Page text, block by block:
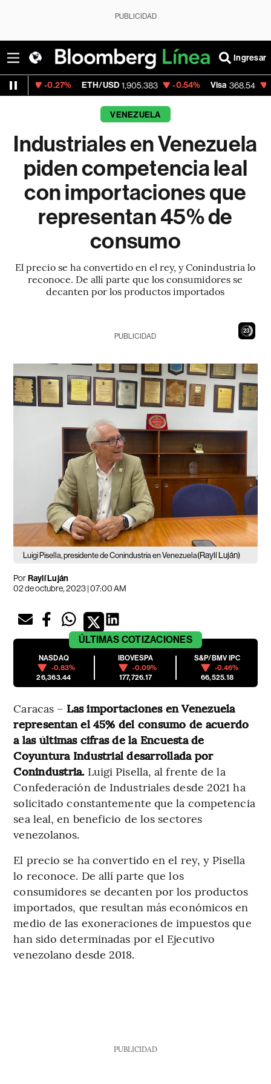
PUBLICIDAD
Ingresar
ETH/USD 1,905.383 -0.54% Visa 368.54 -0.28%
VENEZUELA
Industriales en Venezuela
piden competencia leal
con importaciones que
representan 45% de
consumo
El precio se ha convertido en el rey, y Conindustria lo
reconoce. De allí parte que los consumidores se
decanten por los productos importados
21
PUBLICIDAD
Luigi Pisella, presidente de Conindustria en Venezuela(Raylí Luján)
PorRaylí Luján
02 de octubre, 2023 | 07:00 AM
ÚLTIMAS COTIZACIONES
NASDAQ
-0.83%
26,363.44
IBOVESPA
-0.09%
177,726.17
S&P/BMV IPC
-0.46%
66,525.18
Caracas – Las importaciones en Venezuela
representan el 45% del consumo de acuerdo
a las últimas cifras de la Encuesta de
Coyuntura Industrial desarrollada por
Conindustria. Luigi Pisella, al frente de la
Confederación de Industriales desde 2021 ha
solicitado constantemente que la competencia
sea leal, en beneficio de los sectores
venezolanos.
El precio se ha convertido en el rey, y Pisella
lo reconoce. De allí parte que los
consumidores se decanten por los productos
importados, que resultan más económicos en
medio de las exoneraciones de impuestos que
han sido determinadas por el Ejecutivo
venezolano desde 2018.
PUBLICIDAD